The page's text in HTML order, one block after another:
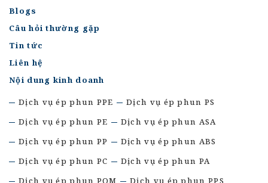
Blogs
Câu hỏi thường gặp
Tin tức
Liên hệ
Nội dung kinh doanh
Dịch vụ ép phun PPE
Dịch vụ ép phun PS
Dịch vụ ép phun PE
Dịch vụ ép phun ASA
Dịch vụ ép phun PP
Dịch vụ ép phun ABS
Dịch vụ ép phun PC
Dịch vụ ép phun PA
Dịch vụ ép phun POM
Dịch vụ ép phun PPS